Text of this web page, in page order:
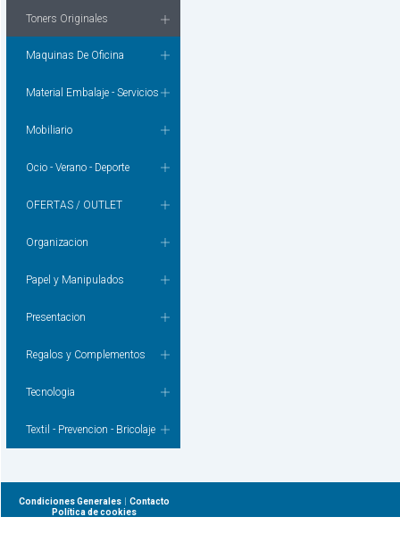
Toners Originales
Maquinas De Oficina
Material Embalaje - Servicios
Mobiliario
Ocio - Verano - Deporte
OFERTAS / OUTLET
Organizacion
Papel y Manipulados
Presentacion
Regalos y Complementos
Tecnologia
Textil - Prevencion - Bricolaje
Condiciones Generales | Contacto
Política de cookies